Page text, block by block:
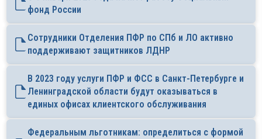
фонд России
Сотрудники Отделения ПФР по СПб и ЛО активно
поддерживают защитников ЛДНР
В 2023 году услуги ПФР и ФСС в Санкт-Петербурге и
Ленинградской области будут оказываться в
единых офисах клиентского обслуживания
Федеральным льготникам: определиться с формой